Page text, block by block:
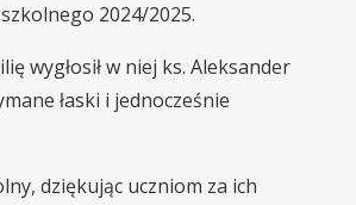
2024/2025.
wygłosił w niej ks. Aleksander
łaski i jednocześnie
dziękując uczniom za ich